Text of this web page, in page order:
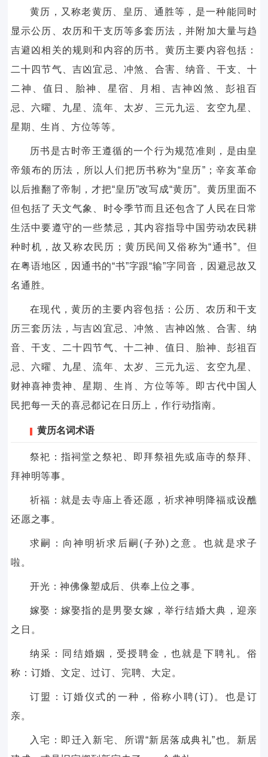
黄历，又称老黄历、皇历、通胜等，是一种能同时
显示公历、农历和干支历等多套历法，并附加大量与趋
吉避凶相关的规则和内容的历书。黄历主要内容包括：
二十四节气、吉凶宜忌、冲煞、合害、纳音、干支、十
二神、值日、胎神、星宿、月相、吉神凶煞、彭祖百
忌、六曜、九星、流年、太岁、三元九运、玄空九星、
星期、生肖、方位等等。
历书是古时帝王遵循的一个行为规范准则，是由皇
帝颁布的历法，所以人们把历书称为“皇历”；辛亥革命
以后推翻了帝制，才把“皇历”改写成“黄历”。黄历里面不
但包括了天文气象、时令季节而且还包含了人民在日常
生活中要遵守的一些禁忌，其内容指导中国劳动农民耕
种时机，故又称农民历；黄历民间又俗称为“通书”。但
在粤语地区，因通书的“书”字跟“输”字同音，因避忌故又
名通胜。
在现代，黄历的主要内容包括：公历、农历和干支
历三套历法，与吉凶宜忌、冲煞、吉神凶煞、合害、纳
音、干支、二十四节气、十二神、值日、胎神、彭祖百
忌、六曜、九星、流年、太岁、三元九运、玄空九星、
财神喜神贵神、星期、生肖、方位等等。即古代中国人
民把每一天的喜忌都记在日历上，作行动指南。
黄历名词术语
祭祀：指祠堂之祭祀、即拜祭祖先或庙寺的祭拜、
拜神明等事。
祈福：就是去寺庙上香还愿，祈求神明降福或设醮
还愿之事。
求嗣：向神明祈求后嗣(子孙)之意。也就是求子
啦。
开光：神佛像塑成后、供奉上位之事。
嫁娶：嫁娶指的是男娶女嫁，举行结婚大典，迎亲
之日。
纳采：同结婚姻，受授聘金，也就是下聘礼。俗
称：订婚、文定、过订、完聘、大定。
订盟：订婚仪式的一种，俗称小聘(订)。也是订
亲。
入宅：即迁入新宅、所谓“新居落成典礼”也。新居